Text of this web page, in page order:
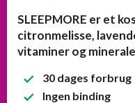
SLEEPMORE er et
citronmelisse,
vitaminer og
30 dages forbrug
Ingen binding